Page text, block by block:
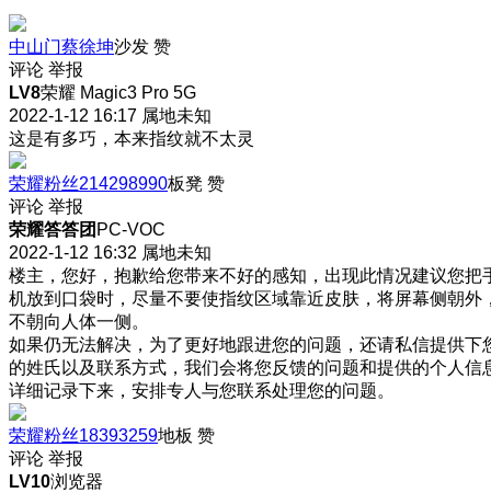
中山门蔡徐坤沙发 赞
评论 举报
LV8荣耀 Magic3 Pro 5G
2022-1-12 16:17 属地未知
这是有多巧，本来指纹就不太灵
荣耀粉丝214298990板凳 赞
评论 举报
荣耀答答团 PC-VOC
2022-1-12 16:32 属地未知
楼主，您好，抱歉给您带来不好的感知，出现此情况建议您把
机放到口袋时，尽量不要使指纹区域靠近皮肤，将屏幕侧朝外
不朝向人体一侧。
如果仍无法解决，为了更好地跟进您的问题，还请私信提供下
的姓氏以及联系方式，我们会将您反馈的问题和提供的个人信
详细记录下来，安排专人与您联系处理您的问题。
荣耀粉丝18393259地板 赞
评论 举报
LV10浏览器